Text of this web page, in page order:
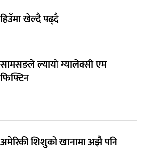
हिउँमा खेल्दै पढ्दै
सामसङले ल्यायो ग्यालेक्सी एम
फिफ्टिन
अमेरिकी शिशुको खानामा अझै पनि